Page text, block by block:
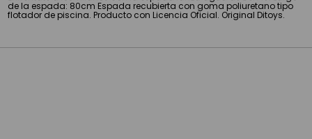
de la espada: 80cm Espada recubierta con goma poliuretano tipo
flotador de piscina. Producto con Licencia Oficial. Original Ditoys.